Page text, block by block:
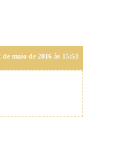
de maio de 2016 às 15:53